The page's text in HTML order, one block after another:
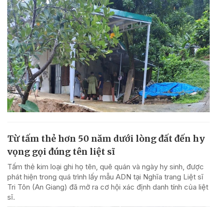
Từ tấm thẻ hơn 50 năm dưới lòng đất đến hy
vọng gọi đúng tên liệt sĩ
Tấm thẻ kim loại ghi họ tên, quê quán và ngày hy sinh, được
phát hiện trong quá trình lấy mẫu ADN tại Nghĩa trang Liệt sĩ
Tri Tôn (An Giang) đã mở ra cơ hội xác định danh tính của liệt
sĩ.